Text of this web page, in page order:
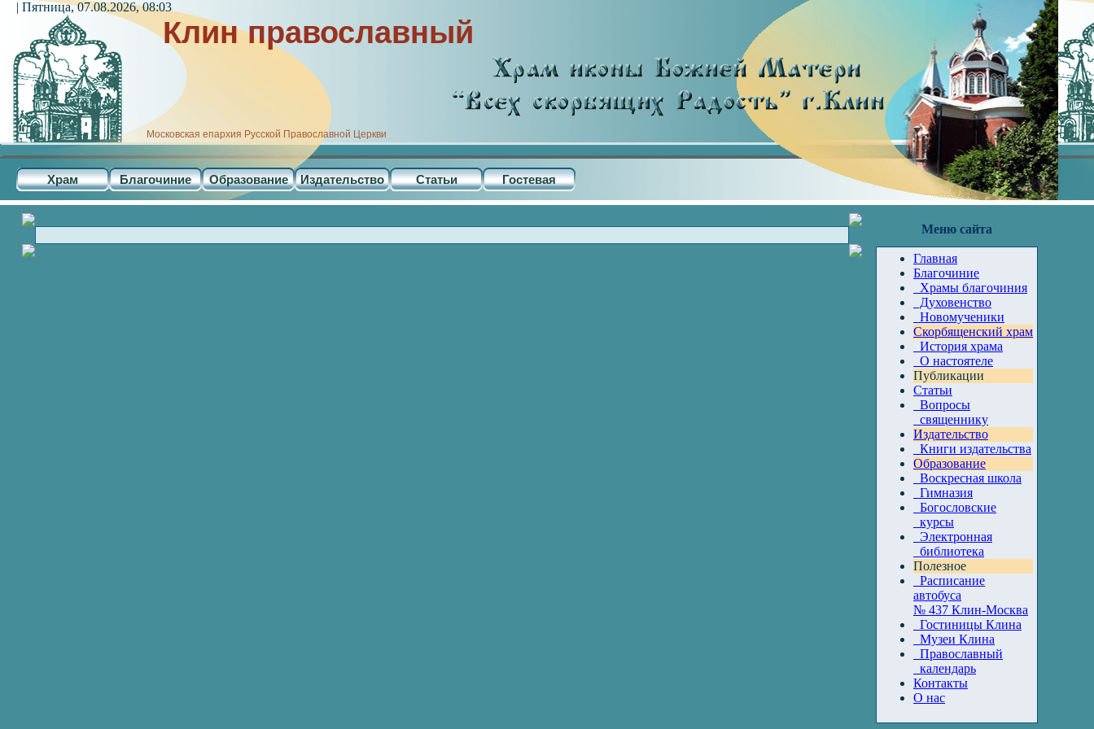
Клин православный
Московская епархия Русской Православной Церкви
Храм Благочиние Образование Издательство Статьи Гостевая
| Пятница, 07.08.2026, 08:03
Меню сайта
Главная
Благочиние
Храмы благочиния
Духовенство
Новомученики
Скорбященский храм
История храма
О настоятеле
Публикации
Статьи
Вопросы
священнику
Издательство
Книги издательства
Образование
Воскресная школа
Гимназия
Богословские
курсы
Электронная
библиотека
Полезное
Расписание
автобуса
№ 437 Клин-Москва
Гостиницы Клина
Музеи Клина
Православный
календарь
Контакты
О нас